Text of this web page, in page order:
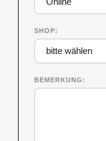
SHOP
BEMERKUNG